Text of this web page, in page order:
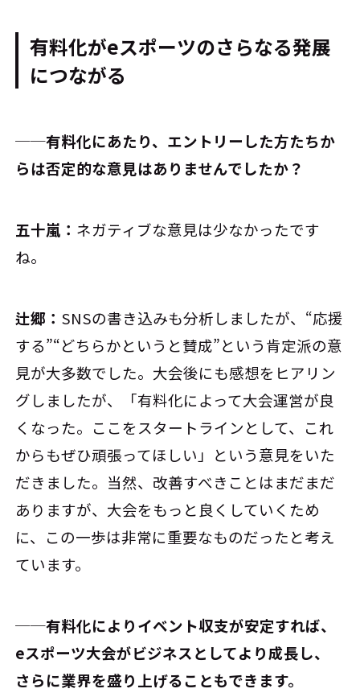
有料化がeスポーツのさらなる発展
につながる
──有料化にあたり、エントリーした方たちか
らは否定的な意見はありませんでしたか？
五十嵐： ネガティブな意見は少なかったです
ね。
辻郷： SNSの書き込みも分析しましたが、“応援
する”“どちらかというと賛成”という肯定派の意
見が大多数でした。大会後にも感想をヒアリン
グしましたが、「有料化によって大会運営が良
くなった。ここをスタートラインとして、これ
からもぜひ頑張ってほしい」という意見をいた
だきました。当然、改善すべきことはまだまだ
ありますが、大会をもっと良くしていくため
に、この一歩は非常に重要なものだったと考え
ています。
──有料化によりイベント収支が安定すれば、
eスポーツ大会がビジネスとしてより成長し、
さらに業界を盛り上げることもできます。